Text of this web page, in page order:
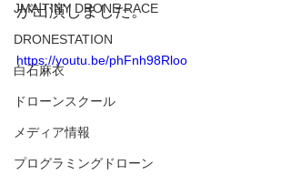
JMA TINY DRONE RACE
DRONESTATION
白石麻衣
ドローンスクール
メディア情報
プログラミングドローン
が出演しました。
https://youtu.be/phFnh98Rloo